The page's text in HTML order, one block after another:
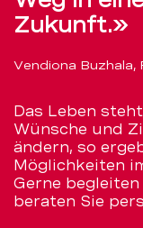
Zukunft.»
Vendiona
Das Leben
Wünsche und
ändern, so
Möglichkeiten
Gerne
beraten Sie